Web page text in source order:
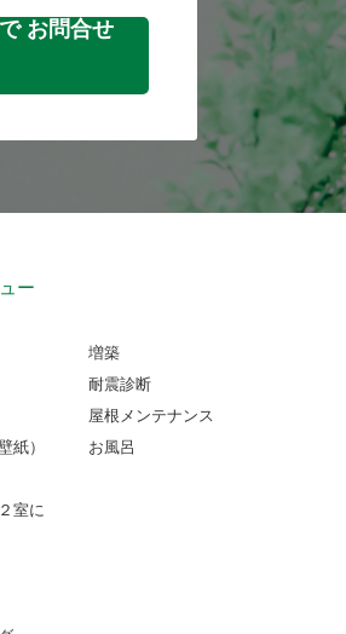
お問合せ
ー
紙）
室に
増築
耐震診断
屋根メンテナンス
お風呂